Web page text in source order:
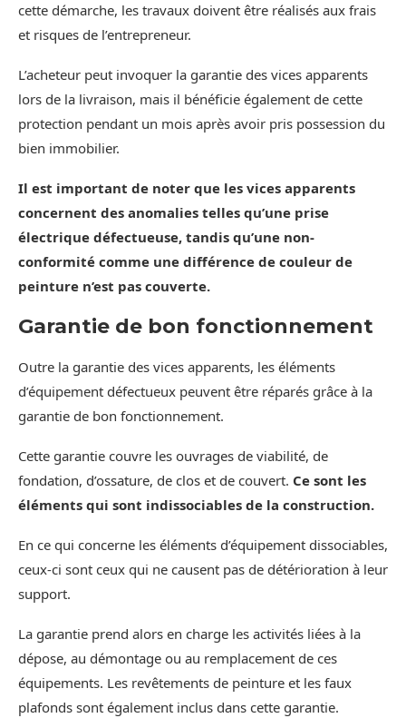
cette démarche, les travaux doivent être réalisés aux frais
et risques de l’entrepreneur.
L’acheteur peut invoquer la garantie des vices apparents
lors de la livraison, mais il bénéficie également de cette
protection pendant un mois après avoir pris possession du
bien immobilier.
Il est important de noter que les vices apparents
concernent des anomalies telles qu’une prise
électrique défectueuse, tandis qu’une non-
conformité comme une différence de couleur de
peinture n’est pas couverte.
Garantie de bon fonctionnement
Outre la garantie des vices apparents, les éléments
d’équipement défectueux peuvent être réparés grâce à la
garantie de bon fonctionnement.
Cette garantie couvre les ouvrages de viabilité, de
fondation, d’ossature, de clos et de couvert. Ce sont les
éléments qui sont indissociables de la construction.
En ce qui concerne les éléments d’équipement dissociables,
ceux-ci sont ceux qui ne causent pas de détérioration à leur
support.
La garantie prend alors en charge les activités liées à la
dépose, au démontage ou au remplacement de ces
équipements. Les revêtements de peinture et les faux
plafonds sont également inclus dans cette garantie.